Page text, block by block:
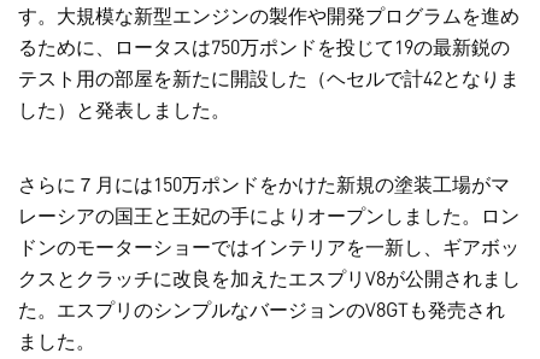
す。大規模な新型エンジンの製作や開発プログラムを進め
るために、ロータスは750万ポンドを投じて19の最新鋭の
テスト用の部屋を新たに開設した（ヘセルで計42となりま
した）と発表しました。
さらに７月には150万ポンドをかけた新規の塗装工場がマ
レーシアの国王と王妃の手によりオープンしました。ロン
ドンのモーターショーではインテリアを一新し、ギアボッ
クスとクラッチに改良を加えたエスプリV8が公開されまし
た。エスプリのシンプルなバージョンのV8GTも発売され
ました。